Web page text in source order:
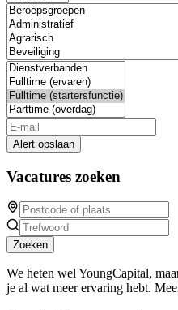
Alert opslaan
Vacatures zoeken
Zoeken
We heten wel YoungCapital,
je al wat meer ervaring hebt.